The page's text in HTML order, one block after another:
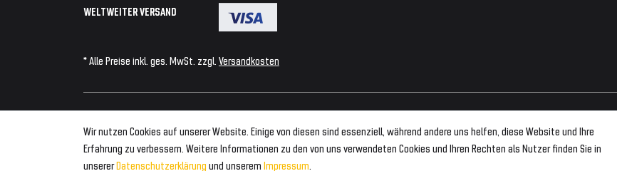
Wir nutzen Cookies auf unserer Website. Einige von diesen sind essenziell, während andere uns helfen, diese Website und Ihre
Erfahrung zu verbessern. Weitere Informationen zu den von uns verwendeten Cookies und Ihren Rechten als Nutzer finden Sie in
unsererDaten­schutz­erklärung und unserem Impressum.
WELTWEITER VERSAND
* Alle Preise inkl. ges. MwSt. zzgl. Versandkosten
© 2026 Tuning Fanatics